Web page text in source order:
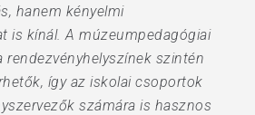
hanem kényelmi
is kínál. A múzeumpedagógiai
rendezvényhelyszínek szintén
így az iskolai csoportok
számára is hasznos